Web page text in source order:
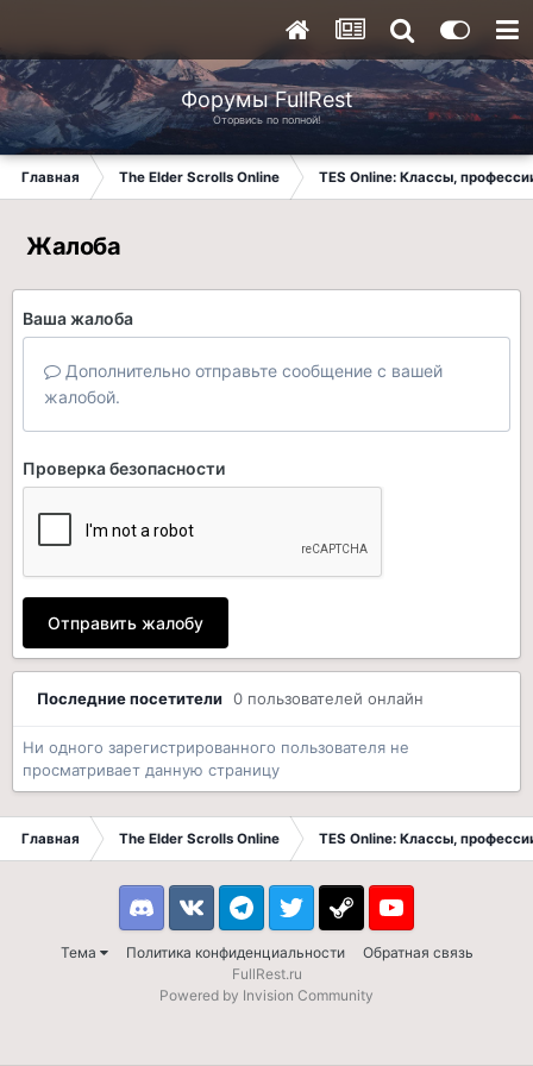
Форумы FullRest
Оторвись по полной!
Главная The Elder Scrolls Online TES Online: Классы,
Жалоба
Ваша жалоба
Дополнительно отправьте сообщение с вашей
жалобой.
Проверка безопасности
Отправить жалобу
Последние посетители 0 пользователей онлайн
Ни одного зарегистрированного пользователя не
просматривает данную страницу
Главная The Elder Scrolls Online TES Online: Классы,
Тема Политика конфиденциальности Обратная связь
DiscordVK TelegramTwitter Steam Youtube
FullRest.ru
Powered by Invision Community